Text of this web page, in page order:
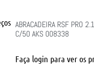
ABRACADEIRA RSF PRO
C/50 AKS 008338
Faça login para ver os